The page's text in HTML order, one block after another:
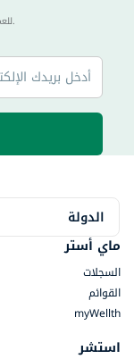
40 للعملاء الجدد فقط. تطبق الشروط والأحكام.
الدولة
ماي أستر
السجلات
القوائم
myWellth
استشر